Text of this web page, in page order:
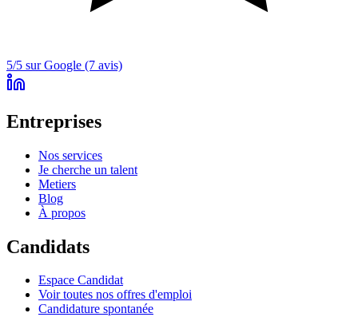
5/5 sur Google (7 avis)
Entreprises
Nos services
Je cherche un talent
Metiers
Blog
À propos
Candidats
Espace Candidat
Voir toutes nos offres d'emploi
Candidature spontanée